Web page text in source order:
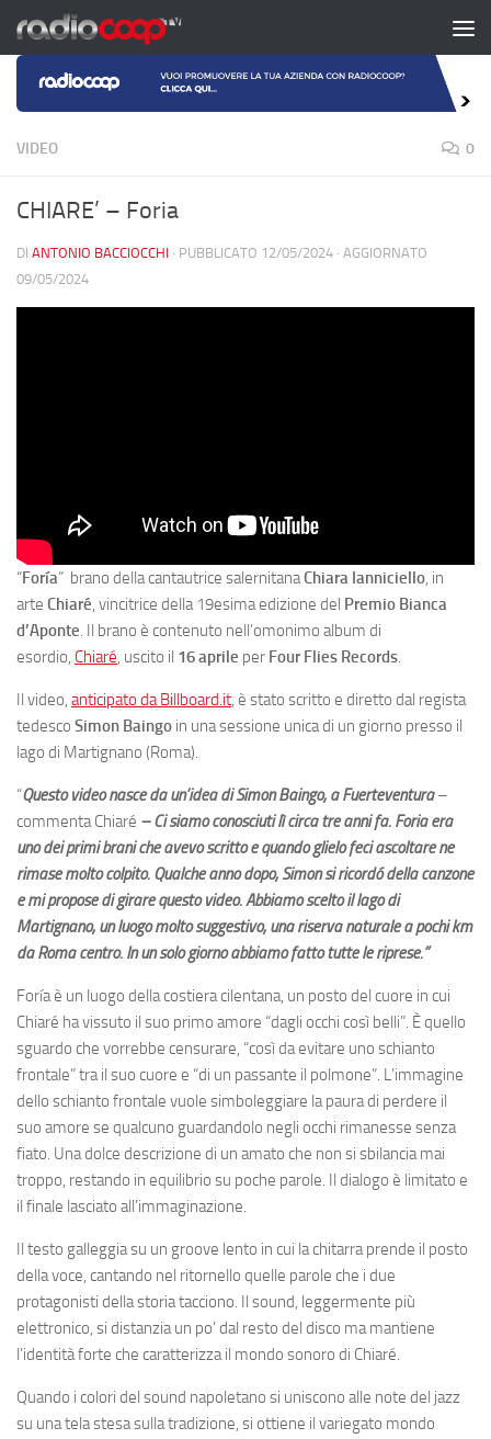
Salta al contenuto
VIDEO 0
CHIARE’ – Foria
DI ANTONIO BACCIOCCHI · PUBBLICATO 12/05/2024 · AGGIORNATO
09/05/2024
“Foría” brano della cantautrice salernitanaChiara Ianniciello, in
arte Chiaré, vincitrice della 19esima edizione del Premio Bianca
d’Aponte. Il brano è contenuto nell’omonimo album di
esordio, Chiaré, uscito il 16 aprile per Four Flies Records.
Il video, anticipato da Billboard.it, è stato scritto e diretto dal regista
tedesco Simon Baingo in una sessione unica di un giorno presso il
lago di Martignano (Roma).
“Questo video nasce da un’idea di Simon Baingo, a Fuerteventura–
commenta Chiaré – Ci siamo conosciuti lì circa tre anni fa. Foria era
uno dei primi brani che avevo scritto e quando glielo feci ascoltare ne
rimase molto colpito. Qualche anno dopo, Simon si ricordó della canzone
e mi propose di girare questo video. Abbiamo scelto il lago di
Martignano, un luogo molto suggestivo, una riserva naturale a pochi km
da Roma centro. In un solo giorno abbiamo fatto tutte le riprese.”
Foría è un luogo della costiera cilentana, un posto del cuore in cui
Chiaré ha vissuto il suo primo amore “dagli occhi così belli”. È quello
sguardo che vorrebbe censurare, “così da evitare uno schianto
frontale” tra il suo cuore e “di un passante il polmone”. L’immagine
dello schianto frontale vuole simboleggiare la paura di perdere il
suo amore se qualcuno guardandolo negli occhi rimanesse senza
fiato. Una dolce descrizione di un amato che non si sbilancia mai
troppo, restando in equilibrio su poche parole. Il dialogo è limitato e
il finale lasciato all’immaginazione.
Il testo galleggia su un groove lento in cui la chitarra prende il posto
della voce, cantando nel ritornello quelle parole che i due
protagonisti della storia tacciono. Il sound, leggermente più
elettronico, si distanzia un po’ dal resto del disco ma mantiene
l’identità forte che caratterizza il mondo sonoro di Chiaré.
Quando i colori del sound napoletano si uniscono alle note del jazz
su una tela stesa sulla tradizione, si ottiene il variegato mondo